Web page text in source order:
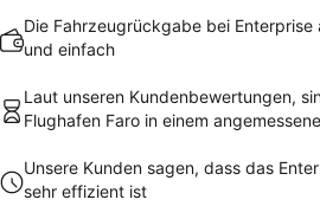
Die Fahrzeugrückgabe bei
und einfach
Laut unseren Kundenbewertungen,
Flughafen Faro in einem
Unsere Kunden sagen, dass das
sehr effizient ist